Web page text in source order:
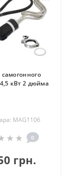
кВт 2 дюйма
MAG1106
0
грн.